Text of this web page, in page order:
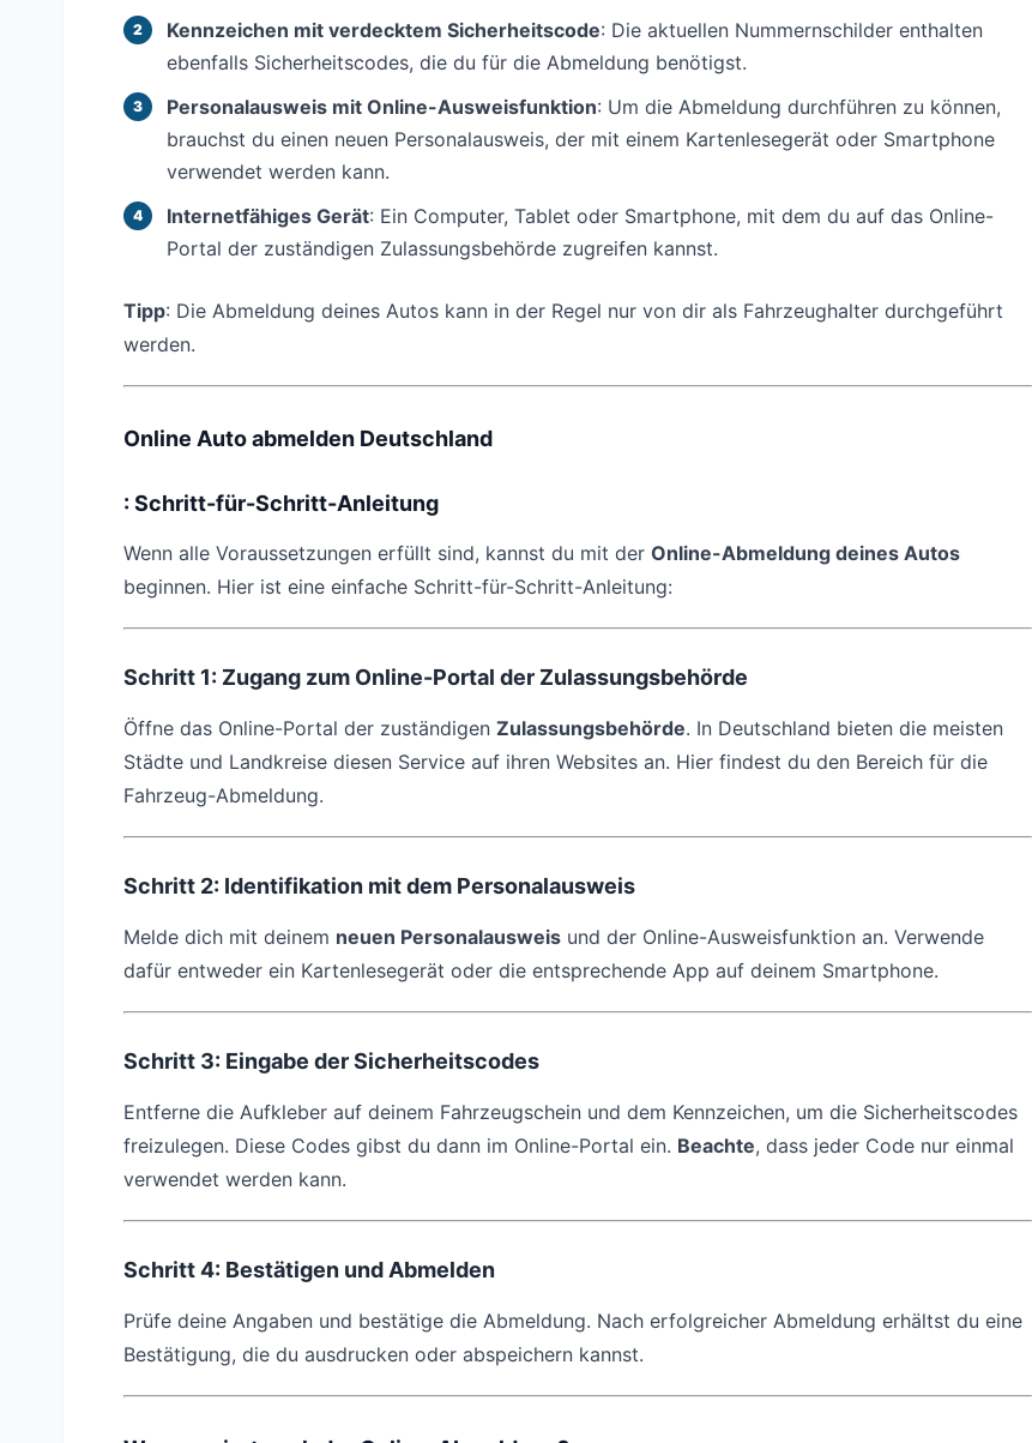
Kennzeichen mit verdecktem Sicherheitscode: Die aktuellen Nummernschilder enthalten
ebenfalls Sicherheitscodes, die du für die Abmeldung benötigst.
Personalausweis mit Online-Ausweisfunktion: Um die Abmeldung durchführen zu können,
brauchst du einen neuen Personalausweis, der mit einem Kartenlesegerät oder Smartphone
verwendet werden kann.
Internetfähiges Gerät: Ein Computer, Tablet oder Smartphone, mit dem du auf das Online-
Portal der zuständigen Zulassungsbehörde zugreifen kannst.
Tipp: Die Abmeldung deines Autos kann in der Regel nur von dir als Fahrzeughalter durchgeführt
werden.
Online Auto abmelden Deutschland
: Schritt-für-Schritt-Anleitung
Wenn alle Voraussetzungen erfüllt sind, kannst du mit der Online-Abmeldung deines Autos
beginnen. Hier ist eine einfache Schritt-für-Schritt-Anleitung:
Schritt 1: Zugang zum Online-Portal der Zulassungsbehörde
Öffne das Online-Portal der zuständigen Zulassungsbehörde. In Deutschland bieten die meisten
Städte und Landkreise diesen Service auf ihren Websites an. Hier findest du den Bereich für die
Fahrzeug-Abmeldung.
Schritt 2: Identifikation mit dem Personalausweis
Melde dich mit deinem neuen Personalausweis und der Online-Ausweisfunktion an. Verwende
dafür entweder ein Kartenlesegerät oder die entsprechende App auf deinem Smartphone.
Schritt 3: Eingabe der Sicherheitscodes
Entferne die Aufkleber auf deinem Fahrzeugschein und dem Kennzeichen, um die Sicherheitscodes
freizulegen. Diese Codes gibst du dann im Online-Portal ein. Beachte, dass jeder Code nur einmal
verwendet werden kann.
Schritt 4: Bestätigen und Abmelden
Prüfe deine Angaben und bestätige die Abmeldung. Nach erfolgreicher Abmeldung erhältst du eine
Bestätigung, die du ausdrucken oder abspeichern kannst.